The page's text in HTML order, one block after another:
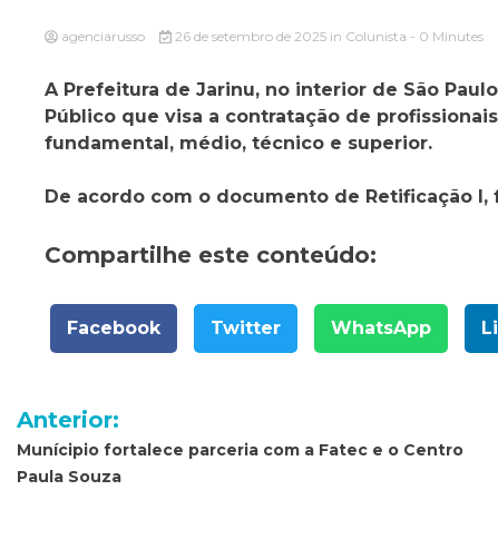
agenciarusso 26 de setembro de 2025 in Colunista - 0 Minutes
A Prefeitura de Jarinu, no interior de São
Público que visa a contratação de
fundamental, médio, técnico e superior.
De acordo com o documento de Retificação
Compartilhe este conteúdo:
Facebook Twitter WhatsApp
Navegação
de
Anterior:
Munícipio fortalece parceria com a Fatec e o Centro
Paula Souza